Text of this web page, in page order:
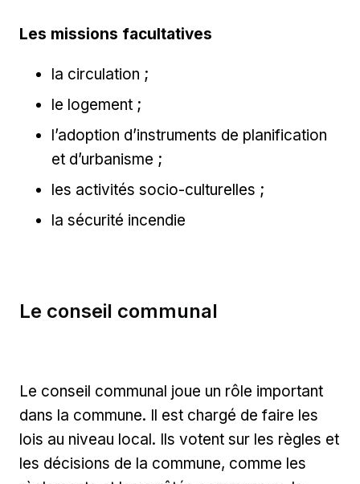
Les missions facultatives
la circulation ;
le logement ;
l’adoption d’instruments de planification
et d’urbanisme ;
les activités socio-culturelles ;
la sécurité incendie
Le conseil communal
Le conseil communal joue un rôle important
dans la commune. Il est chargé de faire les
lois au niveau local. Ils votent sur les règles et
les décisions de la commune, comme les